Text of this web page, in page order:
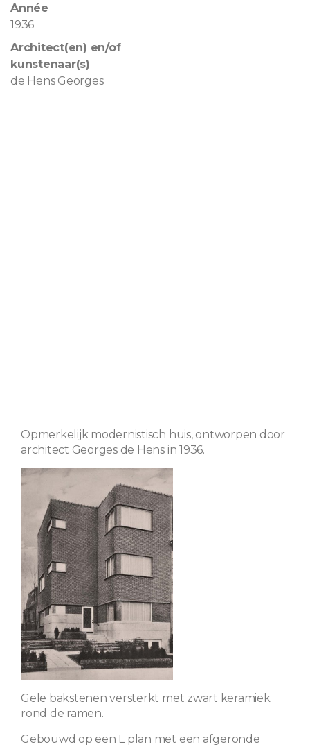
Année
1936
Architect(en) en/of
kunstenaar(s)
de Hens Georges
Opmerkelijk modernistisch huis, ontworpen door
architect Georges de Hens in 1936.
Gele bakstenen versterkt met zwart keramiek
rond de ramen.
Gebouwd op een L plan met een afgeronde